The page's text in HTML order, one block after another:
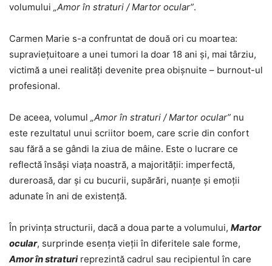
volumului „Amor în straturi / Martor ocular”.
Carmen Marie s-a confruntat de două ori cu moartea:
supraviețuitoare a unei tumori la doar 18 ani și, mai târziu,
victimă a unei realități devenite prea obișnuite – burnout-ul
profesional.
De aceea, volumul „Amor în straturi / Martor ocular” nu
este rezultatul unui scriitor boem, care scrie din confort
sau fără a se gândi la ziua de mâine. Este o lucrare ce
reflectă însăși viața noastră, a majorității: imperfectă,
dureroasă, dar și cu bucurii, supărări, nuanțe și emoții
adunate în ani de existență.
În privința structurii, dacă a doua parte a volumului, Martor
ocular, surprinde esența vieții în diferitele sale forme,
Amor în straturireprezintă cadrul sau recipientul în care